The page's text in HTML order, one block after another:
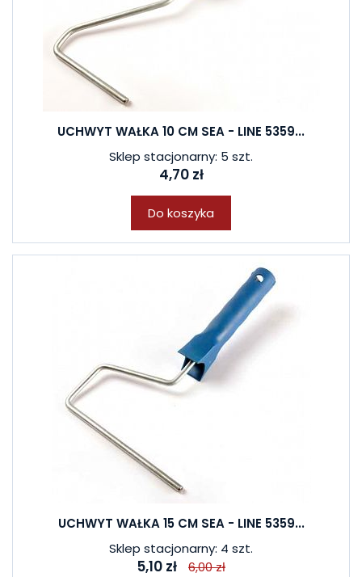
UCHWYT WAŁKA 10 CM SEA - LINE 5359...
Sklep stacjonarny: 5 szt.
4,70 zł
Do koszyka
UCHWYT WAŁKA 15 CM SEA - LINE 5359...
Sklep stacjonarny: 4 szt.
5,10 zł 6,00 zł